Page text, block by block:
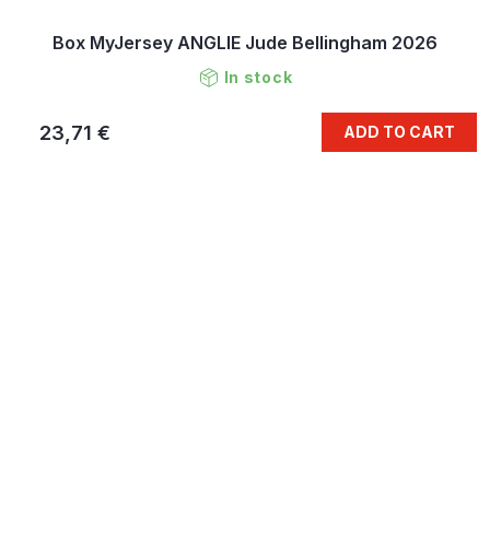
Box MyJersey ANGLIE Jude Bellingham 2026
In stock
23,71 € ADD TO CART